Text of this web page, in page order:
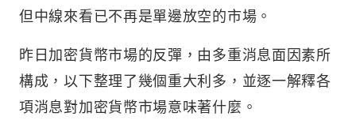
但中線來看已不再是單邊放空的市場。
昨日加密貨幣市場的反彈，由多重消息面因素所
構成，以下整理了幾個重大利多，並逐一解釋各
項消息對加密貨幣市場意味著什麼。